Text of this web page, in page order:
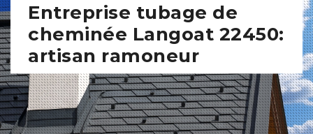
Entreprise tubage de
cheminée Langoat 22450:
artisan ramoneur